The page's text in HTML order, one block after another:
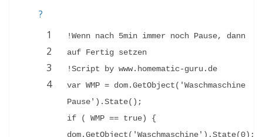
?
1
2
3
4
!Wenn nach 5min immer noch Pause, dann
auf Fertig setzen
!Script by www.homematic-guru.de
var WMP = dom.GetObject('Waschmaschine
Pause').State();
if ( WMP == true) {
dom.GetObject('Waschmaschine').State(0);